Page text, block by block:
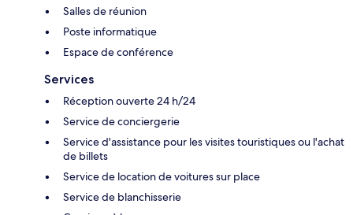
Salles de réunion
Poste informatique
Espace de conférence
Services
Réception ouverte 24 h/24
Service de conciergerie
Service d'assistance pour les visites touristiques ou l'achat
de billets
Service de location de voitures sur place
Service de blanchisserie